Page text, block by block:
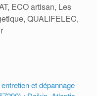
ECO artisan, Les
QUALIFELEC,
et dépannage